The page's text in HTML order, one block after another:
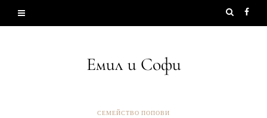
Емил и Софи
СЕМЕЙСТВО ПОПОВИ